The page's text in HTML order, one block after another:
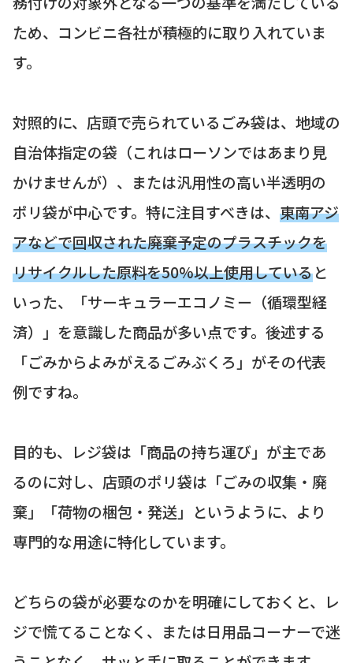
ため、コンビニ各社が積極的に取り入れていま
す。
対照的に、店頭で売られているごみ袋は、地域の
自治体指定の袋（これはローソンではあまり見
かけませんが）、または汎用性の高い半透明の
ポリ袋が中心です。特に注目すべきは、 東南アジ
アなどで回収された廃棄予定のプラスチックを
リサイクルした原料を50%以上使用していると
いった、「サーキュラーエコノミー（循環型経
済）」を意識した商品が多い点です。後述する
「ごみからよみがえるごみぶくろ」がその代表
例ですね。
目的も、レジ袋は「商品の持ち運び」が主であ
るのに対し、店頭のポリ袋は「ごみの収集・廃
棄」「荷物の梱包・発送」というように、より
専門的な用途に特化しています。
どちらの袋が必要なのかを明確にしておくと、レ
ジで慌てることなく、または日用品コーナーで迷